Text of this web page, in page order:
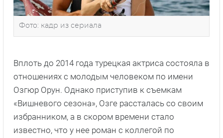
Фото: кадр из сериала
Вплоть до 2014 года турецкая актриса состояла в
отношениях с молодым человеком по имени
Озгюр Орун. Однако приступив к съемкам
«Вишневого сезона», Озге рассталась со своим
избранником, а в скором времени стало
известно, что у нее роман с коллегой по